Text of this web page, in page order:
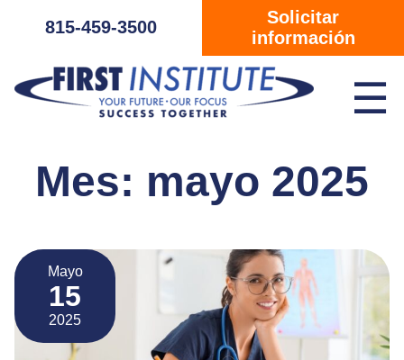
815-459-3500
Solicitar
información
☰
Mes: mayo 2025
Mayo
15
2025